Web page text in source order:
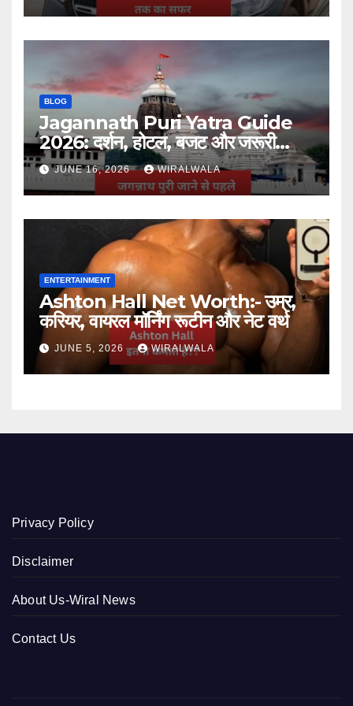
BLOG
Jagannath Puri Yatra Guide
2026: दर्शन, होटल, बजट और जरूरी
जानकारी
JUNE 16, 2026 WIRALWALA
ENTERTAINMENT
Ashton Hall Net Worth:- उम्र,
करियर, वायरल मॉर्निंग रूटीन और नेट वर्थ
JUNE 5, 2026 WIRALWALA
Privacy Policy
Disclaimer
About Us-Wiral News
Contact Us